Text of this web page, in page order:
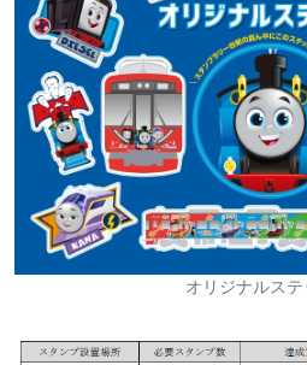
オリジナルス